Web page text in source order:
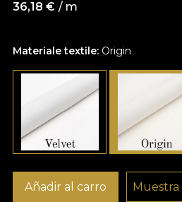
Materiale textile: Origin
36,18 € / m
Añadir al carro Muestra